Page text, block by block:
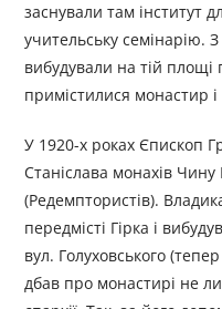
заснували там інститут
учительську семінарію.
вибудували на тій
примістилися монастир
У 1920-х роках Єпископ
Станіслава монахів Чину
(Редемптористів).
передмісті Гірка і
вул. Голуховського
дбав про монастирі не